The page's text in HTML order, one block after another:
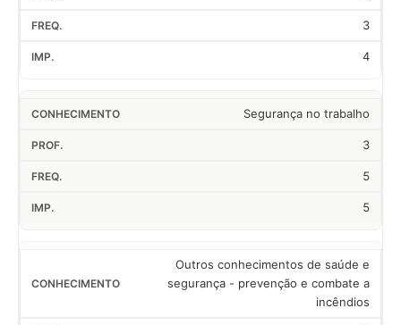
3
4
Segurança no trabalho
3
5
5
Outros conhecimentos de saúde e
segurança - prevenção e combate a
incêndios